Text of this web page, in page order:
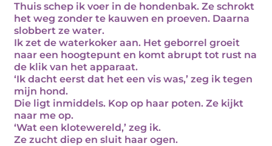
Thuis schep ik voer in de hondenbak. Ze schrokt
het weg zonder te kauwen en proeven. Daarna
slobbert ze water.
Ik zet de waterkoker aan. Het geborrel groeit
naar een hoogtepunt en komt abrupt tot rust na
de klik van het apparaat.
‘Ik dacht eerst dat het een vis was,’ zeg ik tegen
mijn hond.
Die ligt inmiddels. Kop op haar poten. Ze kijkt
naar me op.
‘Wat een klotewereld,’ zeg ik.
Ze zucht diep en sluit haar ogen.